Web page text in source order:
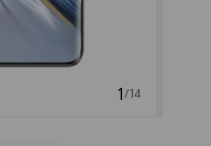
1 /14